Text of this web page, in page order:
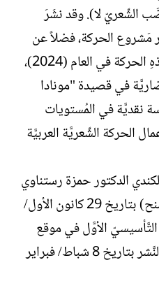
الشِّعريّ لا). وقد نشَرَ
مَشروع الحركة، فضلاً عن
نشرِهِ أوَّلَ كتابٍ من أعمَال هذهِ الحركة في العام (2024)،
في قصيدة "مونادا
نقديَّة في المُستويات
الحركة الشِّعريَّة العربيَّة
الدكتور حمزة رستناوي
(المدرسة النَّقديَّة الحيويَّة/ منح) بتاريخ 29 كانون الأول/
بَيانَها التَّأسيسيّ الأوَّل في موقع
ميسلون للثَّقافة والتَّرجمة والنَّشر بتاريخ 8 شباط/ فبراير